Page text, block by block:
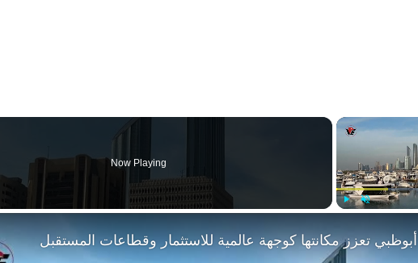
Now Playing
أبوظبي تعزز مكانتها كوجهة عالمية للاستثمار وقطاعات المستقبل